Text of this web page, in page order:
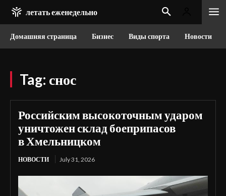
летать еженедельно
Домашняя страница Бизнес Виды спорта Новости
Tag: снос
Российским высокоточным ударом
уничтожен склад боеприпасов
в Хмельницком
НОВОСТИ July 31, 2026